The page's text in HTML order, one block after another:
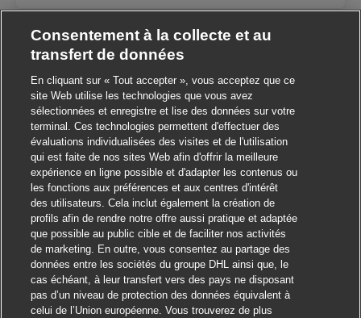
Salut ! Ce poste vous intéresse ? Fermer la
Je suis intéressé
Trouver des emplois similaires
Consentement à la collecte et au
transfert de données
En cliquant sur « Tout accepter », vous acceptez que ce
site Web utilise les technologies que vous avez
sélectionnées et enregistre et lise des données sur votre
terminal. Ces technologies permettent d'effectuer des
évaluations individualisées des visites et de l'utilisation
qui est faite de nos sites Web afin d'offrir la meilleure
expérience en ligne possible et d'adapter les contenus ou
les fonctions aux préférences et aux centres d'intérêt
des utilisateurs. Cela inclut également la création de
profils afin de rendre notre offre aussi pratique et adaptée
que possible au public cible et de faciliter nos activités
de marketing. En outre, vous consentez au partage des
données entre les sociétés du groupe DHL ainsi que, le
cas échéant, à leur transfert vers des pays ne disposant
pas d’un niveau de protection des données équivalent à
celui de l’Union européenne. Vous trouverez de plus